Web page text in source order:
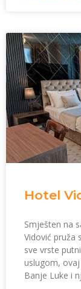
Hotel
Smješten na
Vidović pruža
sve vrste
uslugom,
Banje Luke i